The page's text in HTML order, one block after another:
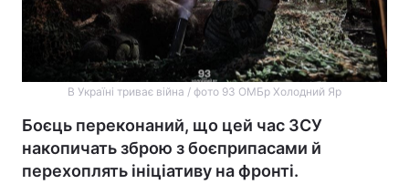
В Україні триває війна / фото 93 ОМБр Холодний Яр
Боєць переконаний, що цей час ЗСУ
накопичать зброю з боєприпасами й
перехоплять ініціативу на фронті.